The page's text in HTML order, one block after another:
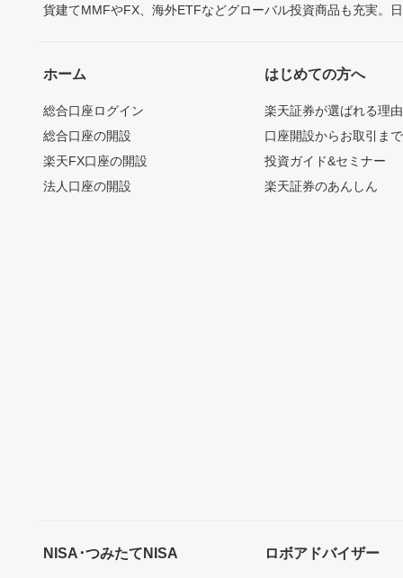
貨建てMMFやFX、海外ETFなどグローバル投資商品も充実。
ホーム
総合口座ログイン
総合口座の開設
楽天FX口座の開設
法人口座の開設
はじめての方へ
楽天証券が選ばれる理由
口座開設からお取引ま
投資ガイド&セミナー
楽天証券のあんしん
NISA･つみたてNISA ロボアドバイザー